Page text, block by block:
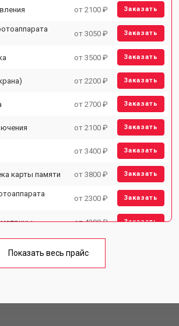
от 2100 ₽ Заказать
от 3050 ₽ Заказать
от 3500 ₽ Заказать
от 2200 ₽ Заказать
от 2700 ₽ Заказать
от 2100 ₽ Заказать
от 3400 ₽ Заказать
карты памяти от 3800 ₽ Заказать
от 2300 ₽ Заказать
матрицы от 4300 ₽ Заказать
Показать весь прайс